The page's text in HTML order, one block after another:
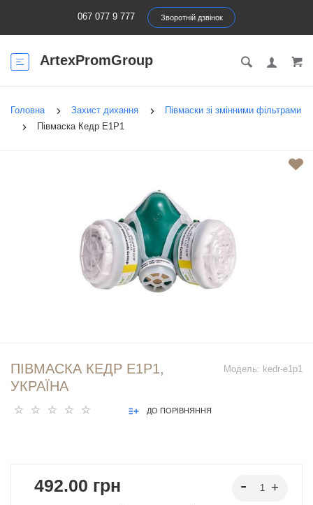
067 077 9 777 Зворотній дзвінок
ArtexPromGroup
Головна Захист дихання
Півмаски зі змінними фільтрами
Півмаска Кедр E1P1
Модель: kedr-e1p1
ПІВМАСКА КЕДР E1P1,
УКРАЇНА
ДО ПОРІВНЯННЯ
492.00 грн